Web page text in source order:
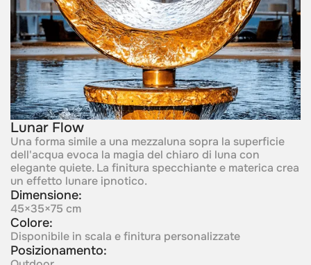
Lunar Flow
Una forma simile a una mezzaluna sopra la superficie
dell'acqua evoca la magia del chiaro di luna con
elegante quiete. La finitura specchiante e materica crea
un effetto lunare ipnotico.
Dimensione:
45×35×75 cm
Colore:
Disponibile in scala e finitura personalizzate
Posizionamento: